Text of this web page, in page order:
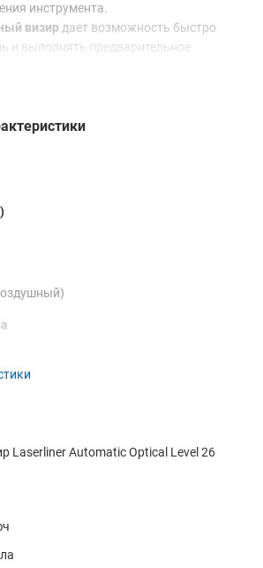
инструмента.
визир дает возможность быстро
и выполнять предварительное
на выполнение замеров.
работ, позволяя выполнять наведение
консультацию специалистов
по телефону или
расстояние
Laserliner Automatic Optical Level 26